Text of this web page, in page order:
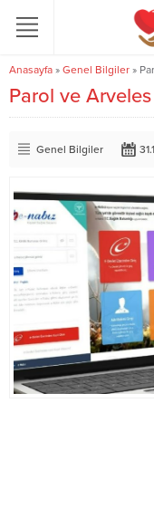
Anasayfa » Genel Bilgiler »
Parol ve Arveles
Genel Bilgiler